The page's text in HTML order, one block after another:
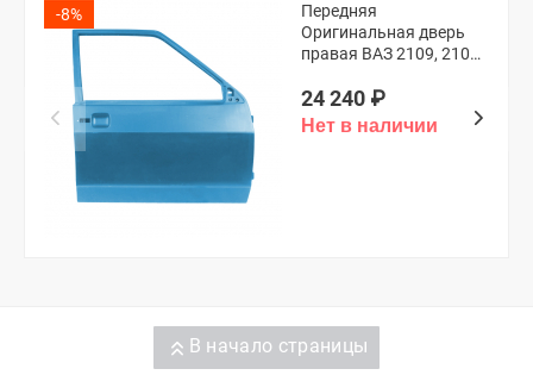
-8%
Передняя
Оригинальная дверь
правая ВАЗ 2109, 21099
24 240 ₽
В начало страницы